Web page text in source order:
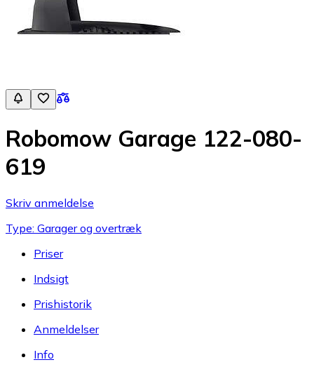
Robomow Garage 122-080-
619
Skriv anmeldelse
Type: Garager og overtræk
Priser
Indsigt
Prishistorik
Anmeldelser
Info